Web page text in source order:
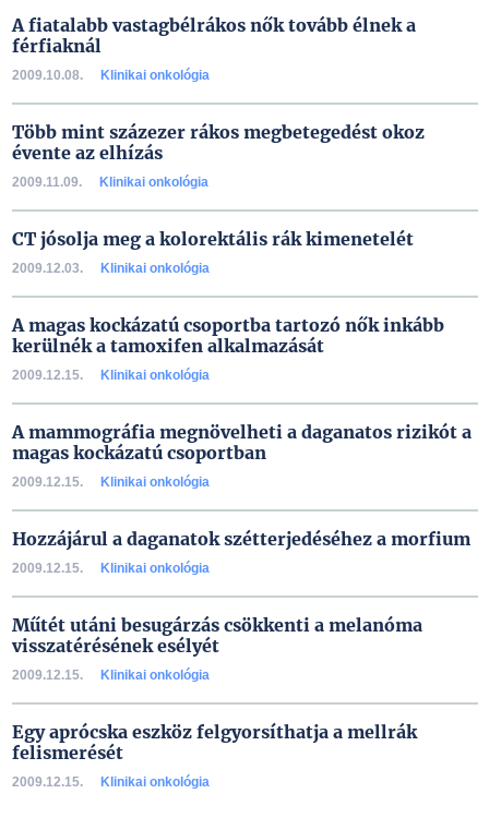
A fiatalabb vastagbélrákos nők tovább élnek a
férfiaknál
2009.10.08. Klinikai onkológia
Több mint százezer rákos megbetegedést okoz
évente az elhízás
2009.11.09. Klinikai onkológia
CT jósolja meg a kolorektális rák kimenetelét
2009.12.03. Klinikai onkológia
A magas kockázatú csoportba tartozó nők inkább
kerülnék a tamoxifen alkalmazását
2009.12.15. Klinikai onkológia
A mammográfia megnövelheti a daganatos rizikót a
magas kockázatú csoportban
2009.12.15. Klinikai onkológia
Hozzájárul a daganatok szétterjedéséhez a morfium
2009.12.15. Klinikai onkológia
Műtét utáni besugárzás csökkenti a melanóma
visszatérésének esélyét
2009.12.15. Klinikai onkológia
Egy aprócska eszköz felgyorsíthatja a mellrák
felismerését
2009.12.15. Klinikai onkológia